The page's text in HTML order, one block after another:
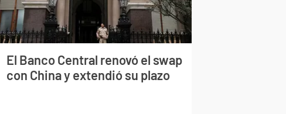
El Banco Central renovó el swap
con China y extendió su plazo